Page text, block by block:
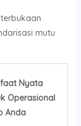
mutu
Nyata
Operasional
Anda